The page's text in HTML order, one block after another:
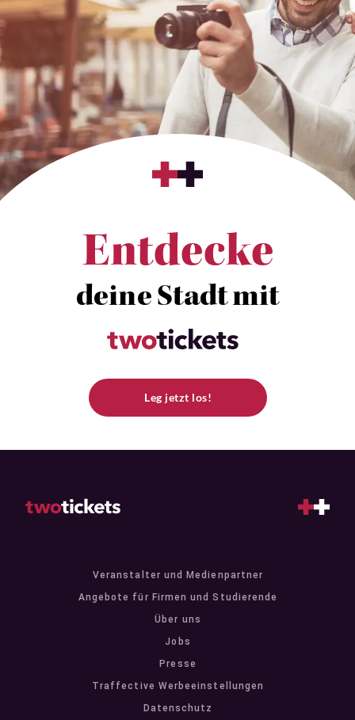
Entdecke
deine Stadt mit
Leg jetzt los!
Veranstalter und Medienpartner
Angebote für Firmen und Studierende
Über uns
Jobs
Presse
Traffective Werbeeinstellungen
Datenschutz